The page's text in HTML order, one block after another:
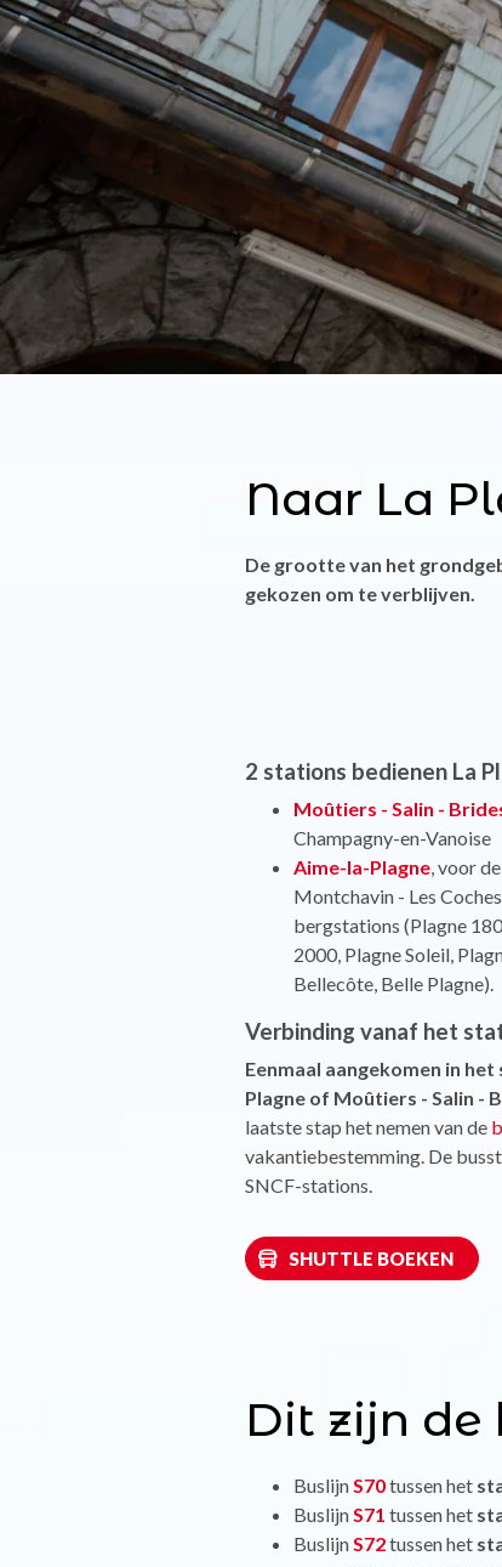
Naar La
De grootte van het
gekozen om te verblijven.
2 stations bedienen La
Moûtiers - Salin -
Champagny-en-Vanoise
Aime-la-Plagne , voor
Montchavin - Les
bergstations (Plagne
2000, Plagne Soleil,
Bellecôte, Belle Plagne).
Verbinding vanaf het
Eenmaal aangekomen in
Plagne of Moûtiers - Salin -
laatste stap het nemen van de
vakantiebestemming. De
SNCF-stations.
SHUTTLE BOEKEN
Dit zijn de
BuslijnS70tussen het
BuslijnS71 tussen het
BuslijnS72tussen het